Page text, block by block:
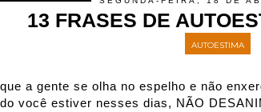
13 FRASES DE
AUTOESTIMA
a gente se olha no espelho e não
você estiver nesses dias, NÃO